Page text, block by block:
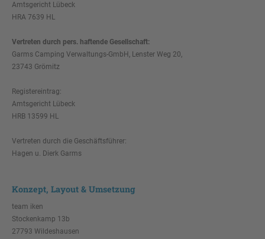
Amtsgericht Lübeck
HRA 7639 HL
Vertreten durch pers. haftende Gesellschaft:
Garms Camping Verwaltungs-GmbH, Lenster Weg 20,
23743 Grömitz
Registereintrag:
Amtsgericht Lübeck
HRB 13599 HL
Vertreten durch die Geschäftsführer:
Hagen u. Dierk Garms
Konzept, Layout & Umsetzung
team iken
Stockenkamp 13b
27793 Wildeshausen